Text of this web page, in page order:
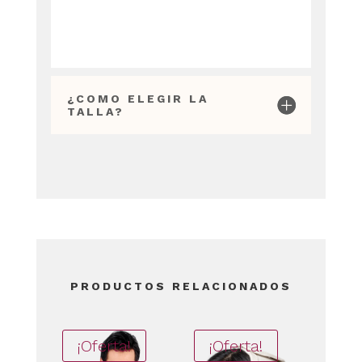
¿COMO ELEGIR LA
TALLA?
PRODUCTOS RELACIONADOS
¡Oferta! ¡Oferta!